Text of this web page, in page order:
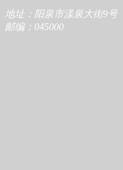
地址：阳泉市漾泉大街9号
邮编：045000